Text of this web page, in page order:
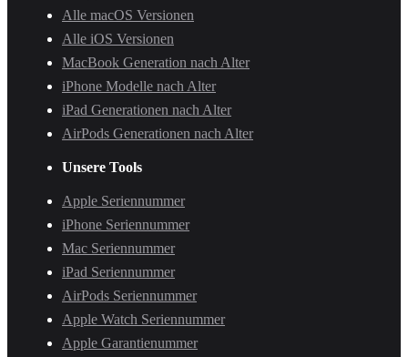
Alle macOS Versionen
Alle iOS Versionen
MacBook Generation nach Alter
iPhone Modelle nach Alter
iPad Generationen nach Alter
AirPods Generationen nach Alter
Unsere Tools
Apple Seriennummer
iPhone Seriennummer
Mac Seriennummer
iPad Seriennummer
AirPods Seriennummer
Apple Watch Seriennummer
Apple Garantienummer